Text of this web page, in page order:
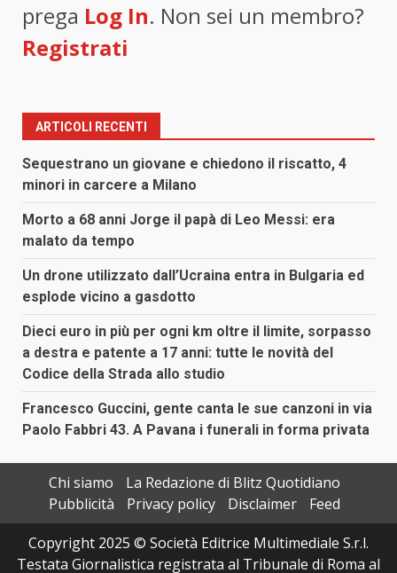
prega Log In. Non sei un membro?
Registrati
ARTICOLI RECENTI
Sequestrano un giovane e chiedono il riscatto, 4
minori in carcere a Milano
Morto a 68 anni Jorge il papà di Leo Messi: era
malato da tempo
Un drone utilizzato dall’Ucraina entra in Bulgaria ed
esplode vicino a gasdotto
Dieci euro in più per ogni km oltre il limite, sorpasso
a destra e patente a 17 anni: tutte le novità del
Codice della Strada allo studio
Francesco Guccini, gente canta le sue canzoni in via
Paolo Fabbri 43. A Pavana i funerali in forma privata
Chi siamo
La Redazione di Blitz Quotidiano
Pubblicità
Privacy policy Disclaimer
Feed
Copyright 2025 © Società Editrice Multimediale S.r.l.
Testata Giornalistica registrata al Tribunale di Roma al